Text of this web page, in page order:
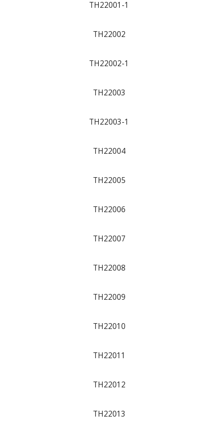
TH22001-1
TH22002
TH22002-1
TH22003
TH22003-1
TH22004
TH22005
TH22006
TH22007
TH22008
TH22009
TH22010
TH22011
TH22012
TH22013